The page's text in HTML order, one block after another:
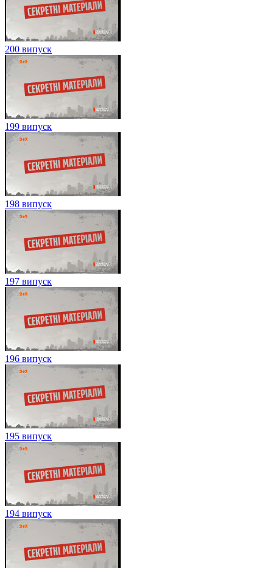
200 випуск
199 випуск
198 випуск
197 випуск
196 випуск
195 випуск
194 випуск